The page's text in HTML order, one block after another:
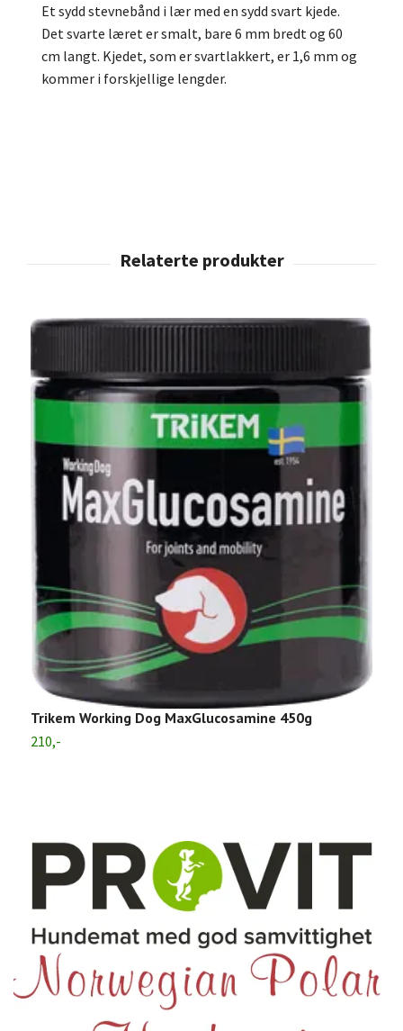
Et sydd stevnebånd i lær med en sydd svart kjede.
Det svarte læret er smalt, bare 6 mm bredt og 60
cm langt. Kjedet, som er svartlakkert, er 1,6 mm og
kommer i forskjellige lengder.
Trikem Working Dog MaxGlucosamine 450g
210,-